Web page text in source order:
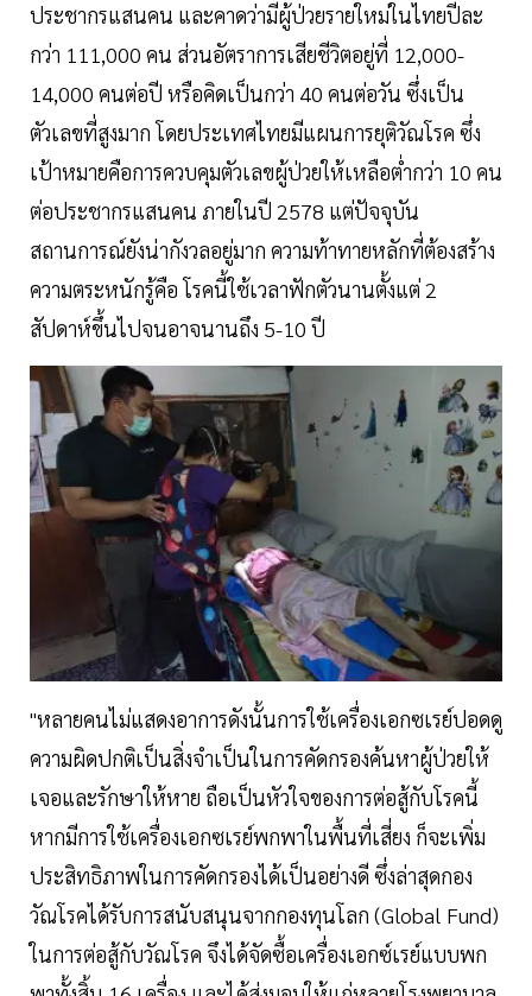
ประชากรแสนคน และคาดว่ามีผู้ป่วยรายใหม่ในไทยปีละ
กว่า 111,000 คน ส่วนอัตราการเสียชีวิตอยู่ที่ 12,000-
14,000 คนต่อปี หรือคิดเป็นกว่า 40 คนต่อวัน ซึ่งเป็น
ตัวเลขที่สูงมาก โดยประเทศไทยมีแผนการยุติวัณโรค ซึ่ง
เป้าหมายคือการควบคุมตัวเลขผู้ป่วยให้เหลือต่ำกว่า 10 คน
ต่อประชากรแสนคน ภายในปี 2578 แต่ปัจจุบัน
สถานการณ์ยังน่ากังวลอยู่มาก ความท้าทายหลักที่ต้องสร้าง
ความตระหนักรู้คือ โรคนี้ใช้เวลาฟักตัวนานตั้งแต่ 2
สัปดาห์ขึ้นไปจนอาจนานถึง 5-10 ปี
"หลายคนไม่แสดงอาการดังนั้นการใช้เครื่องเอกซเรย์ปอดดู
ความผิดปกติเป็นสิ่งจำเป็นในการคัดกรองค้นหาผู้ป่วยให้
เจอและรักษาให้หาย ถือเป็นหัวใจของการต่อสู้กับโรคนี้
หากมีการใช้เครื่องเอกซเรย์พกพาในพื้นที่เสี่ยง ก็จะเพิ่ม
ประสิทธิภาพในการคัดกรองได้เป็นอย่างดี ซึ่งล่าสุดกอง
วัณโรคได้รับการสนับสนุนจากกองทุนโลก (Global Fund)
ในการต่อสู้กับวัณโรค จึงได้จัดซื้อเครื่องเอกซ์เรย์แบบพก